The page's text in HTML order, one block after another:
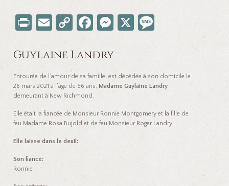
Pr
t
E
m
ail
C
p
y
Li
Fa
b
o
o
M
se
n
ge
X
ge
Guylaine Landry
Entourée de l’amour de sa famille, est décédée à son domicile le
26 mars 2021 à l’âge de 56 ans,Madame Guylaine Landry
demeurant à New Richmond.
Elle était la fiancée de Monsieur Ronnie Montgomery et la fille de
feu Madame Rosa Bujold et de feu Monsieur Roger Landry.
Elle laisse dans le deuil:
Son fiancé:
Ronnie